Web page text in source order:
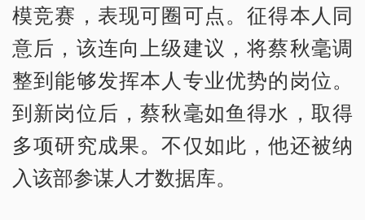
模竞赛，表现可圈可点。征得本人同
意后，该连向上级建议，将蔡秋毫调
整到能够发挥本人专业优势的岗位。
到新岗位后，蔡秋毫如鱼得水，取得
多项研究成果。不仅如此，他还被纳
入该部参谋人才数据库。